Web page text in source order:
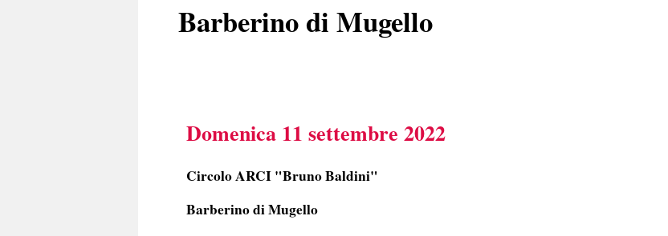
Barberino di Mugello
Domenica 11 settembre 2022
Circolo ARCI "Bruno Baldini"
Barberino di Mugello